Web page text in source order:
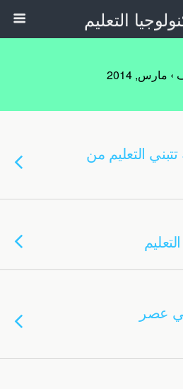
التعليم
مارس, 2014
تتبني التعليم من
عصر